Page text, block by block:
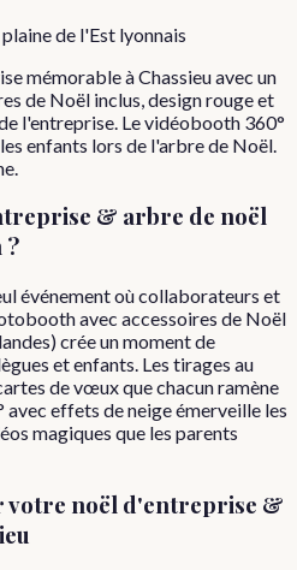
de l'Est lyonnais
mémorable à Chassieu avec un
de Noël inclus, design rouge et
l'entreprise. Le vidéobooth 360°
enfants lors de l'arbre de Noël.
& arbre de noël
?
événement où collaborateurs et
avec accessoires de Noël
crée un moment de
et enfants. Les tirages au
de vœux que chacun ramène
effets de neige émerveille les
magiques que les parents
votre noël d'entreprise &